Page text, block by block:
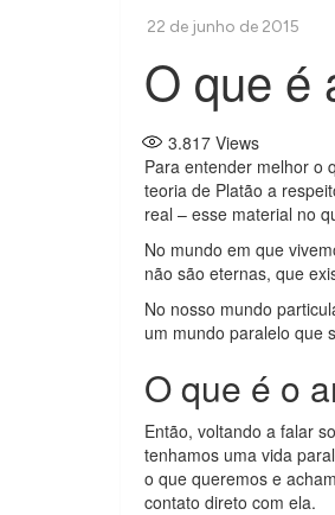
O que é
3.817 Views
Para entender melhor o
teoria de Platão a
real – esse material no
No mundo em que
não são eternas, que
No nosso mundo
um mundo paralelo que
O que é o
Então, voltando a falar
tenhamos uma vida
o que queremos e
contato direto com ela.